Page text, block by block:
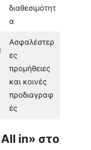
διαθεσιμότητ
α
Ασφαλέστερ
ες
προμήθειες
και κοινές
προδιαγραφ
ές
in» στο